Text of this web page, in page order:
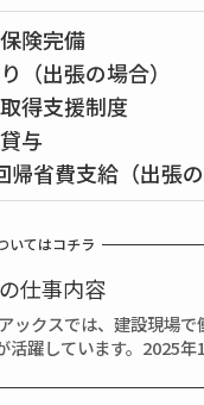
険完備
（出張の場合）
得支援制度
与
帰省費支給（出張の
いてはコチラ
仕事内容
ックスでは、建設現場
活躍しています。2025年